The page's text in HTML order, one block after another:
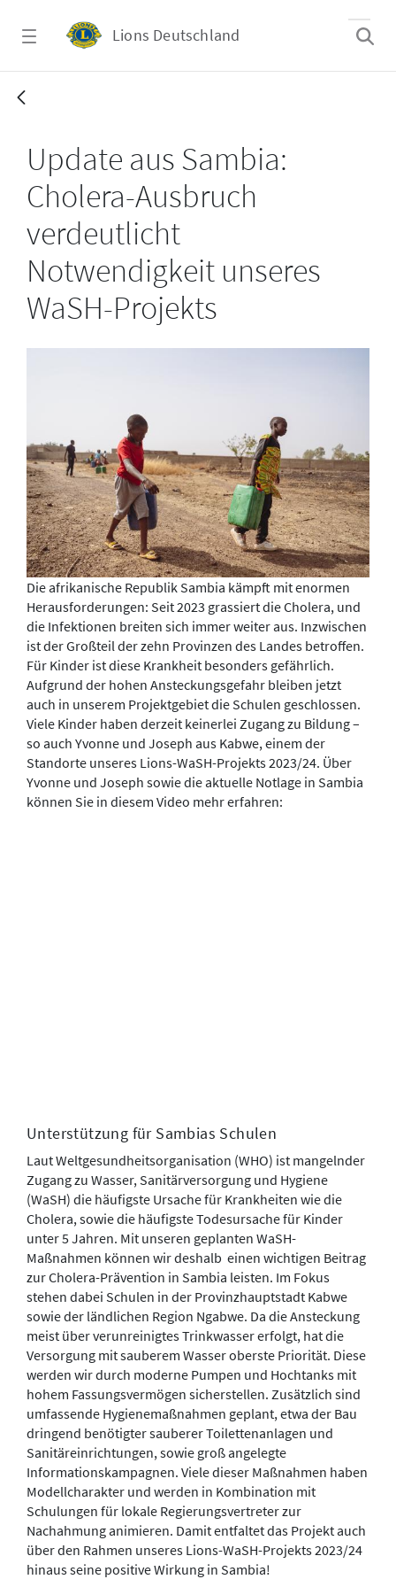
Lions Deutschland
Update aus Sambia:
Cholera-Ausbruch
verdeutlicht
Notwendigkeit unseres
WaSH-Projekts
Die afrikanische Republik Sambia kämpft mit enormen
Herausforderungen: Seit 2023 grassiert die Cholera, und
die Infektionen breiten sich immer weiter aus. Inzwischen
ist der Großteil der zehn Provinzen des Landes betroffen.
Für Kinder ist diese Krankheit besonders gefährlich.
Aufgrund der hohen Ansteckungsgefahr bleiben jetzt
auch in unserem Projektgebiet die Schulen geschlossen.
Viele Kinder haben derzeit keinerlei Zugang zu Bildung –
so auch Yvonne und Joseph aus Kabwe, einem der
Standorte unseres Lions-WaSH-Projekts 2023/24. Über
Yvonne und Joseph sowie die aktuelle Notlage in Sambia
können Sie in diesem Video mehr erfahren:
Unterstützung für Sambias Schulen
Laut Weltgesundheitsorganisation (WHO) ist mangelnder
Zugang zu Wasser, Sanitärversorgung und Hygiene
(WaSH) die häufigste Ursache für Krankheiten wie die
Cholera, sowie die häufigste Todesursache für Kinder
unter 5 Jahren. Mit unseren geplanten WaSH-
Maßnahmen können wir deshalb einen wichtigen Beitrag
zur Cholera-Prävention in Sambia leisten. Im Fokus
stehen dabei Schulen in der Provinzhauptstadt Kabwe
sowie der ländlichen Region Ngabwe. Da die Ansteckung
meist über verunreinigtes Trinkwasser erfolgt, hat die
Versorgung mit sauberem Wasser oberste Priorität. Diese
werden wir durch moderne Pumpen und Hochtanks mit
hohem Fassungsvermögen sicherstellen. Zusätzlich sind
umfassende Hygienemaßnahmen geplant, etwa der Bau
dringend benötigter sauberer Toilettenanlagen und
Sanitäreinrichtungen, sowie groß angelegte
Informationskampagnen. Viele dieser Maßnahmen haben
Modellcharakter und werden in Kombination mit
Schulungen für lokale Regierungsvertreter zur
Nachahmung animieren. Damit entfaltet das Projekt auch
über den Rahmen unseres Lions-WaSH-Projekts 2023/24
hinaus seine positive Wirkung in Sambia!